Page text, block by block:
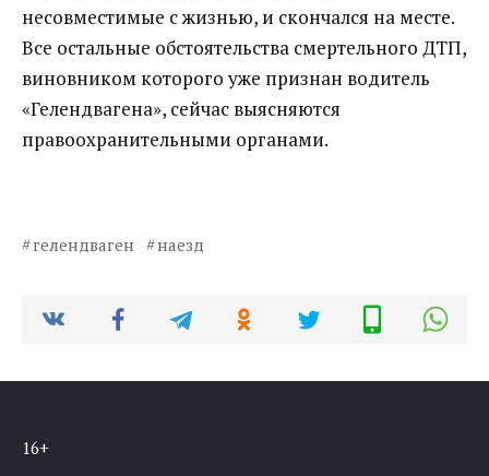
несовместимые с жизнью, и скончался на месте.
Все остальные обстоятельства смертельного ДТП,
виновником которого уже признан водитель
«Гелендвагена», сейчас выясняются
правоохранительными органами.
гелендваген наезд
16+